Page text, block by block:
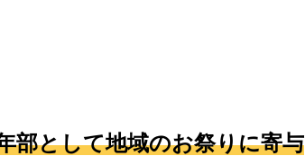
部として地域のお祭りに寄与